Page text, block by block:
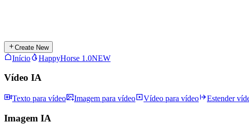
Create New
Início HappyHorse 1.0NEW
Vídeo IA
Texto para vídeo Imagem para vídeo Vídeo para vídeo Estender
Imagem IA